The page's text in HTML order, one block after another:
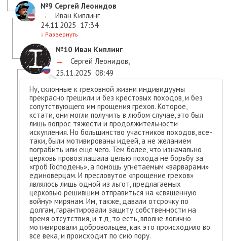
№9 Сергей Леонидов
→
Иван Киплинг
24.11.2025 17:34
↓ Развернуть
№10 Иван Киплинг
→
Сергей Леонидов,
25.11.2025 08:49
Ну, склонные к греховной жизни индивидуумы
прекрасно грешили и без крестовых походов, и без
сопутствующего им прощения грехов. Которое,
кстати, они могли получить в любом случае, это был
лишь вопрос тяжести и продолжительности
искупления. Но большинство участников походов, все-
таки, были мотивированы идеей, а не желанием
пограбить или еще чего. Тем более, что изначально
церковь провозглашала целью похода не борьбу за
«гроб Господень», а помощь угнетаемым «варварами»
единоверцам. И пресловутое «прощение грехов»
являлось лишь одной из льгот, предлагаемых
церковью решившим отправиться на «священную
войну» мирянам. Им, также, давали отсрочку по
долгам, гарантировали защиту собственности на
время отсутствия, и т.д, то есть, вполне логично
мотивировали добровольцев, как это происходило во
все века, и происходит по сию пору.